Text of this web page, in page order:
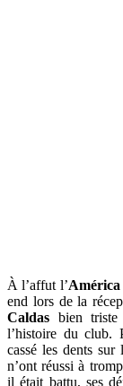
À l’affut l’América
end lors de la
Caldas bien triste
l’histoire du club.
cassé les dents
n’ont réussi à
il était battu, ses